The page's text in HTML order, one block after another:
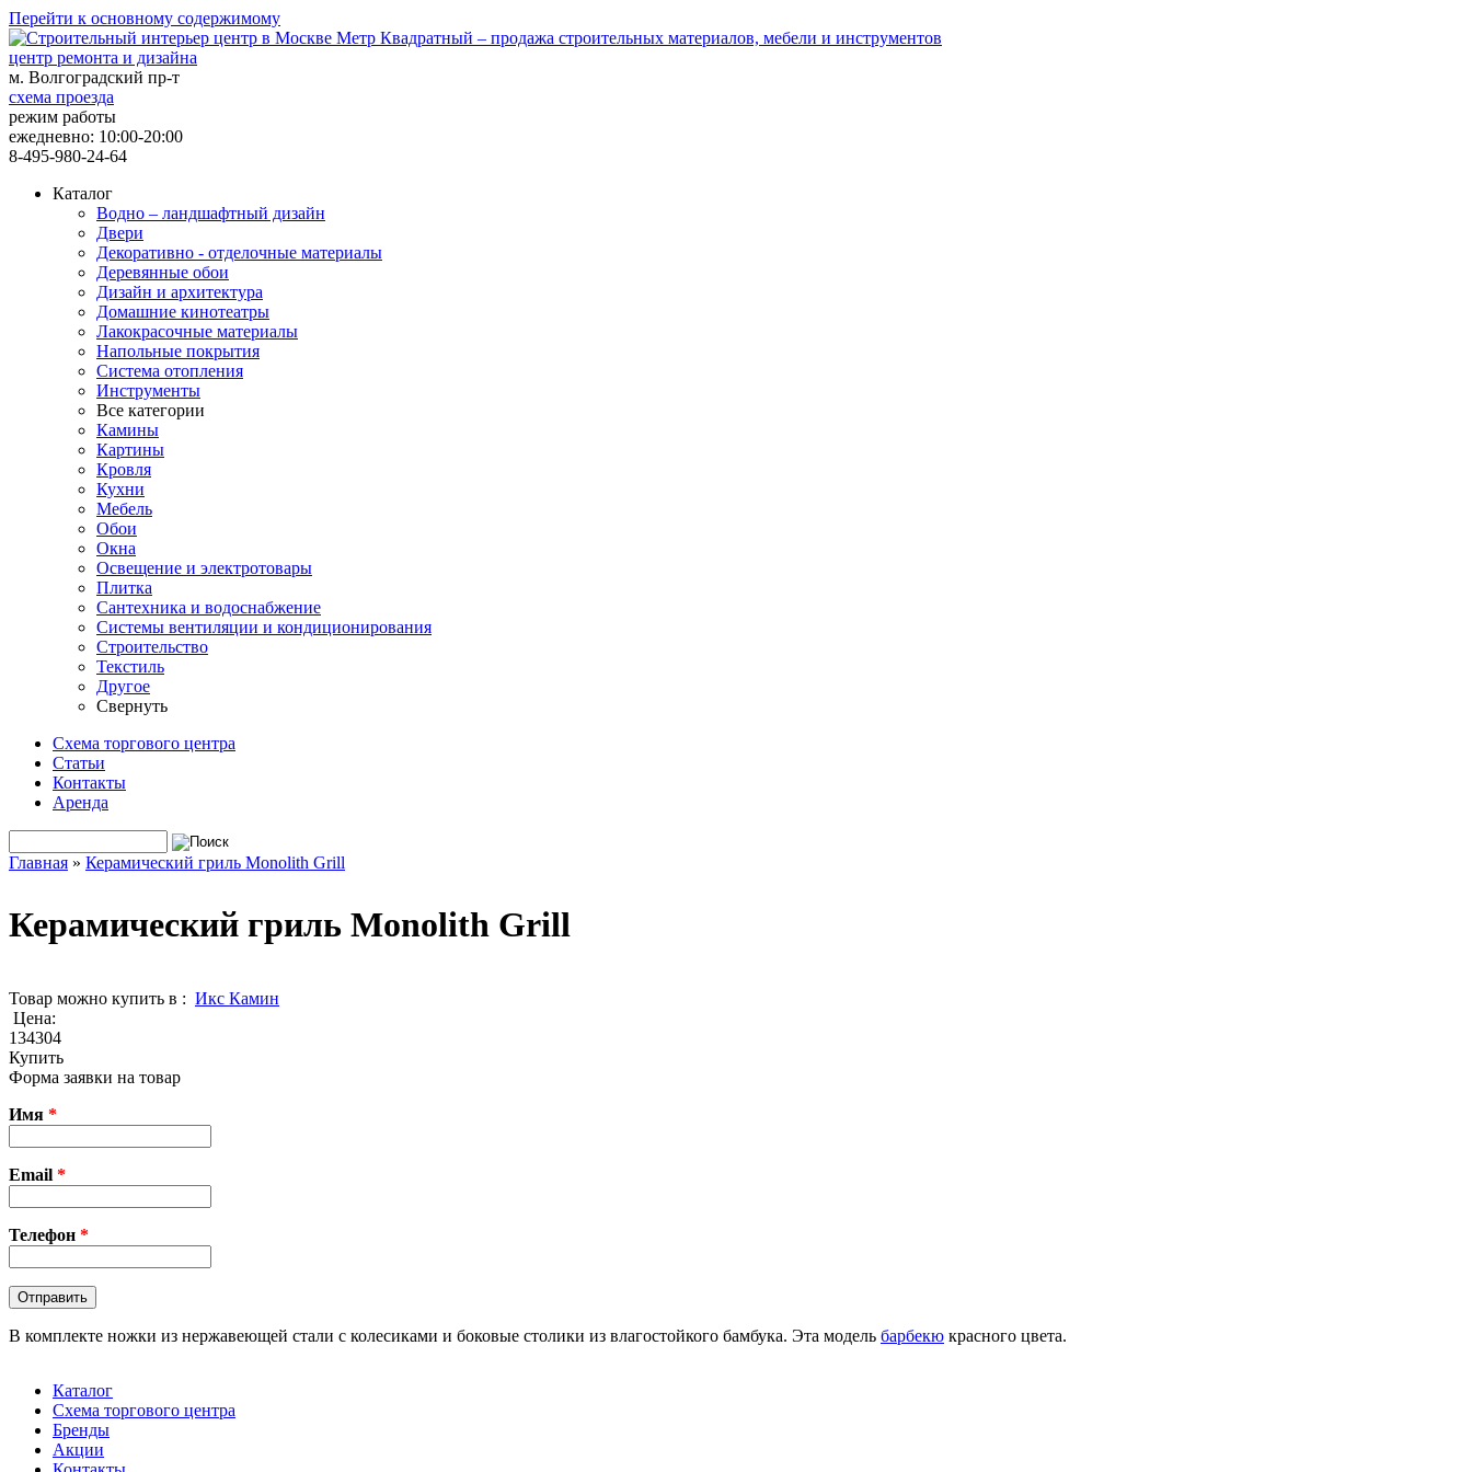
Перейти к основному содержимому
центр ремонта и дизайна
м. Волгоградский пр-т
схема проезда
режим работы
ежедневно: 10:00-20:00
8-495-980-24-64
Каталог
Водно – ландшафтный дизайн
Двери
Декоративно - отделочные материалы
Деревянные обои
Дизайн и архитектура
Домашние кинотеатры
Лакокрасочные материалы
Напольные покрытия
Система отопления
Инструменты
Все категории
Камины
Картины
Кровля
Кухни
Мебель
Обои
Окна
Освещение и электротовары
Плитка
Сантехника и водоснабжение
Системы вентиляции и кондиционирования
Строительство
Текстиль
Другое
Свернуть
Схема торгового центра
Статьи
Контакты
Аренда
Форма поиска
Главная » Керамический гриль Monolith Grill
Керамический гриль Monolith Grill
Товар можно купить в : Икс Камин
Цена:
134304
Купить
Форма заявки на товар
Имя *
Email *
Телефон *
В комплекте ножки из нержавеющей стали с колесиками и боковые столики из влагостойкого бамбука. Эта модель барбекю красного цвета.
Каталог
Схема торгового центра
Бренды
Акции